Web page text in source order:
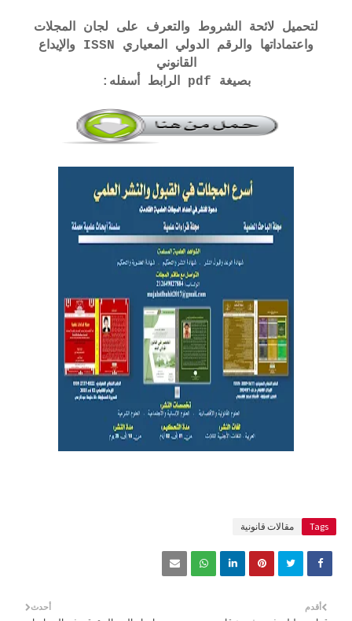
لتحميل لائحة الشروط والتعرف على لجان المجلات
واعتماداتها والرقم الدولي المعياري ISSN والإيداع
القانوني
بصيغة pdf الرابط أسفله:
Tags مقالات قانونية
أحدث أقدم